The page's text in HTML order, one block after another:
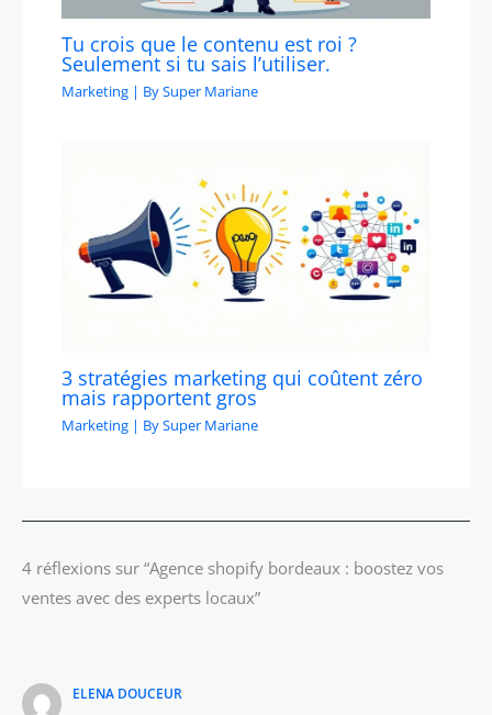
Tu crois que le contenu est roi ?
Seulement si tu sais l’utiliser.
Marketing | BySuper Mariane
3 stratégies marketing qui coûtent zéro
mais rapportent gros
Marketing | BySuper Mariane
4 réflexions sur “Agence shopify bordeaux : boostez vos
ventes avec des experts locaux”
ELENA DOUCEUR